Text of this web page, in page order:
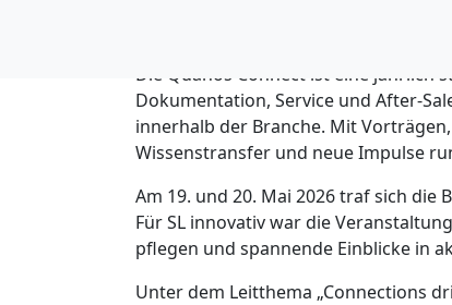
SL
Die Quanos Connect ist eine jährlich
Dokumentation, Service und After-
innerhalb der Branche. Mit
Wissenstransfer und neue Impulse
Am 19. und 20. Mai 2026 traf sich
Für SL innovativ war die
pflegen und spannende Einblicke in
Unter dem Leitthema „Connections